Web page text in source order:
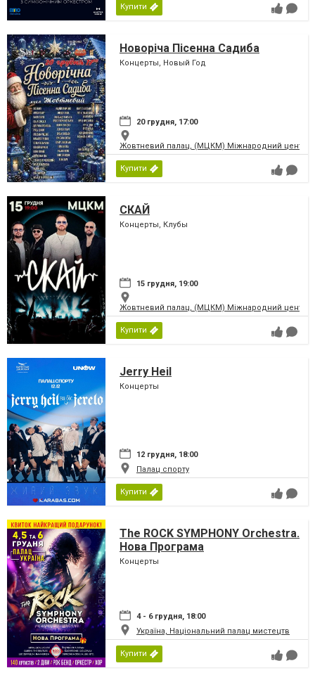
Купити
Новоріча Пісенна Садиба
Концерты, Новый Год
20 грудня, 17:00
Жовтневий палац, (МЦКМ) Міжнародний центр
Купити
СКАЙ
Концерты, Клубы
15 грудня, 19:00
Жовтневий палац, (МЦКМ) Міжнародний центр
Купити
Jerry Heil
Концерты
12 грудня, 18:00
Палац спорту
Купити
The ROCK SYMPHONY Orchestra.
Нова Програма
Концерты
4 - 6 грудня, 18:00
Україна, Національний палац мистецтв
Купити